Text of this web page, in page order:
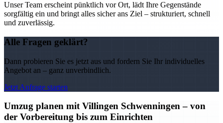
Unser Team erscheint pünktlich vor Ort, lädt Ihre Gegenstände
sorgfältig ein und bringt alles sicher ans Ziel – strukturiert, schnell
und zuverlässig.
Alle Fragen geklärt?
Dann probieren Sie es jetzt aus und fordern Sie Ihr individuelles
Angebot an – ganz unverbindlich.
Jetzt Anfrage starten
Umzug planen mit Villingen Schwenningen – von
der Vorbereitung bis zum Einrichten